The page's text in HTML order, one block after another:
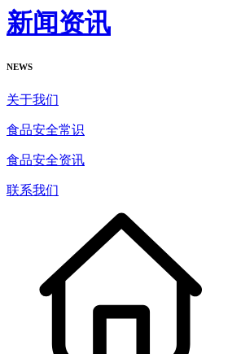
新闻资讯
NEWS
关于我们
食品安全常识
食品安全资讯
联系我们